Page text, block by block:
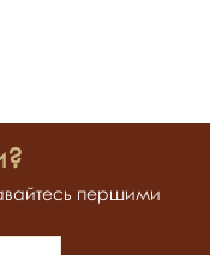
першими